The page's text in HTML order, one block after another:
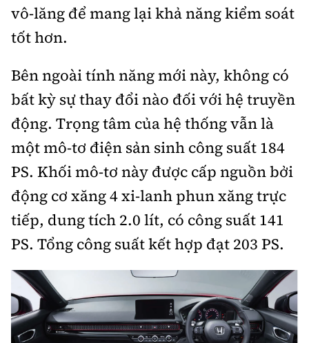
vô-lăng để mang lại khả năng kiểm soát
tốt hơn.
Bên ngoài tính năng mới này, không có
bất kỳ sự thay đổi nào đối với hệ truyền
động. Trọng tâm của hệ thống vẫn là
một mô-tơ điện sản sinh công suất 184
PS. Khối mô-tơ này được cấp nguồn bởi
động cơ xăng 4 xi-lanh phun xăng trực
tiếp, dung tích 2.0 lít, có công suất 141
PS. Tổng công suất kết hợp đạt 203 PS.